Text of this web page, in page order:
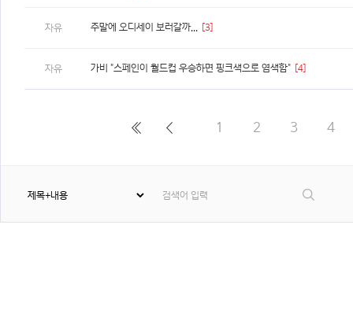
자유 주말에 오디세이 보러갈까... [3]
자유 가비 "스페인이 월드컵 우승하면 핑크색으로 염색함" [4]
1 2 3 4